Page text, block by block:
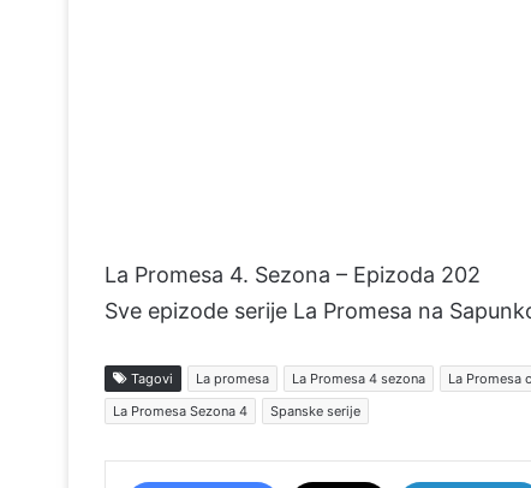
La Promesa 4. Sezona – Epizoda 202
Sve epizode serije La Promesa na
Tagovi La promesa La Promesa 4 sezona La Promesa
La Promesa Sezona 4
Spanske serije